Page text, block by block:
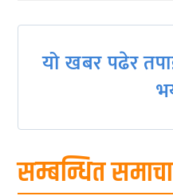
यो खबर पढेर
सम्बन्धित